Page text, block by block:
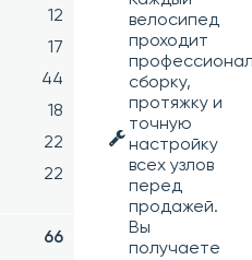
12
17
44
18
22
22
66
велосипед
проходит
сборку,
протяжку и
точную
настройку
всех узлов
перед
продажей.
Вы
получаете